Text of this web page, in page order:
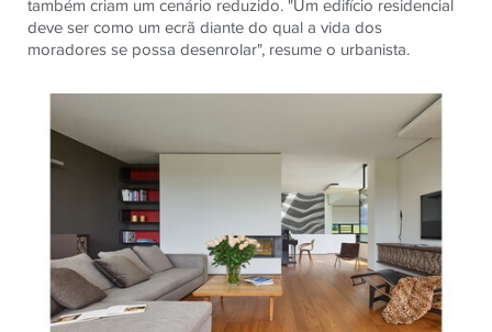
também criam um cenário reduzido. "Um edifício residencial
deve ser como um ecrã diante do qual a vida dos
moradores se possa desenrolar", resume o urbanista.